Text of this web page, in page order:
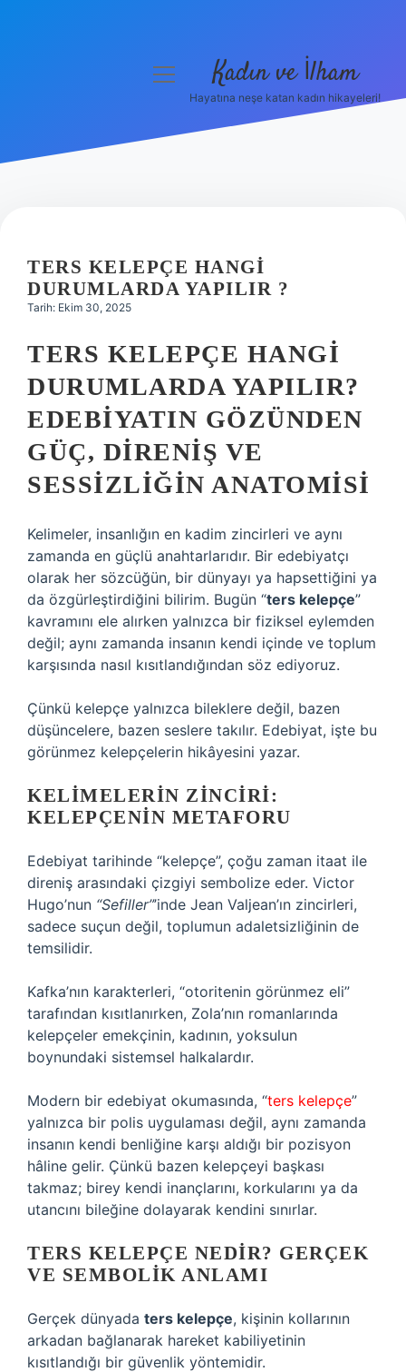
Hakkımızda
menüyü
Kadın ve İlham
Hayatına neşe katan kadın hikayeleri!
TERS KELEPÇE HANGI
DURUMLARDA YAPILIR ?
Tarih: Ekim 30, 2025
TERS KELEPÇE HANGI
DURUMLARDA YAPILIR?
EDEBIYATIN GÖZÜNDEN
GÜÇ, DIRENIŞ VE
SESSIZLIĞIN ANATOMISI
Kelimeler, insanlığın en kadim zincirleri ve aynı
zamanda en güçlü anahtarlarıdır. Bir edebiyatçı
olarak her sözcüğün, bir dünyayı ya hapsettiğini ya
da özgürleştirdiğini bilirim. Bugün “ters kelepçe”
kavramını ele alırken yalnızca bir fiziksel eylemden
değil; aynı zamanda insanın kendi içinde ve toplum
karşısında nasıl kısıtlandığından söz ediyoruz.
Çünkü kelepçe yalnızca bileklere değil, bazen
düşüncelere, bazen seslere takılır. Edebiyat, işte bu
görünmez kelepçelerin hikâyesini yazar.
KELIMELERIN ZINCIRI:
KELEPÇENIN METAFORU
Edebiyat tarihinde “kelepçe”, çoğu zaman itaat ile
direniş arasındaki çizgiyi sembolize eder. Victor
Hugo’nun “Sefiller”’inde Jean Valjean’ın zincirleri,
sadece suçun değil, toplumun adaletsizliğinin de
temsilidir.
Kafka’nın karakterleri, “otoritenin görünmez eli”
tarafından kısıtlanırken, Zola’nın romanlarında
kelepçeler emekçinin, kadının, yoksulun
boynundaki sistemsel halkalardır.
Modern bir edebiyat okumasında, “ters kelepçe”
yalnızca bir polis uygulaması değil, aynı zamanda
insanın kendi benliğine karşı aldığı bir pozisyon
hâline gelir. Çünkü bazen kelepçeyi başkası
takmaz; birey kendi inançlarını, korkularını ya da
utancını bileğine dolayarak kendini sınırlar.
TERS KELEPÇE NEDIR? GERÇEK
VE SEMBOLIK ANLAMI
Gerçek dünyada ters kelepçe, kişinin kollarının
arkadan bağlanarak hareket kabiliyetinin
kısıtlandığı bir güvenlik yöntemidir.